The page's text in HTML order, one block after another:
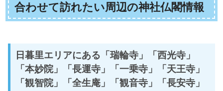
合わせて訪れたい周辺の神社仏閣情報
日暮里エリアにある「瑞輪寺」「西光寺」
「本妙院」「長運寺」「一乗寺」「天王寺」
「観智院」「全生庵」「観音寺」「長安寺」